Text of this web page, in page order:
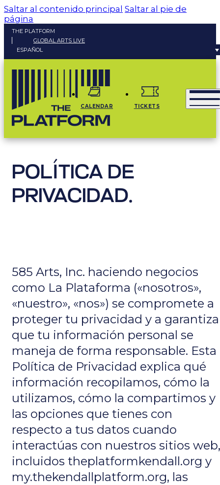
Saltar al contenido principal Saltar al pie de
página
THE PLATFORM
GLOBAL ARTS LIVE
ESPAÑOL
CALENDAR TICKETS
POLÍTICA DE
PRIVACIDAD.
585 Arts, Inc. haciendo negocios
como La Plataforma («nosotros»,
«nuestro», «nos») se compromete a
proteger tu privacidad y a
que tu información personal se
maneja de forma responsable. Esta
Política de Privacidad explica qué
información recopilamos, cómo la
utilizamos, cómo la compartimos y
las opciones que tienes con
respecto a tus datos cuando
interactúas con nuestros sitios web,
incluidos theplatformkendall.org y
my.thekendallplatform.org, las